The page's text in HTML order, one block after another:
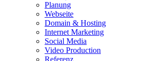
Planung
Webseite
Domain & Hosting
Internet Marketing
Social Media
Video Production
Referenz